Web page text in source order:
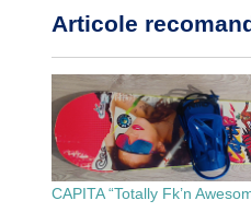
Articole
CAPITA “Totally Fk’n